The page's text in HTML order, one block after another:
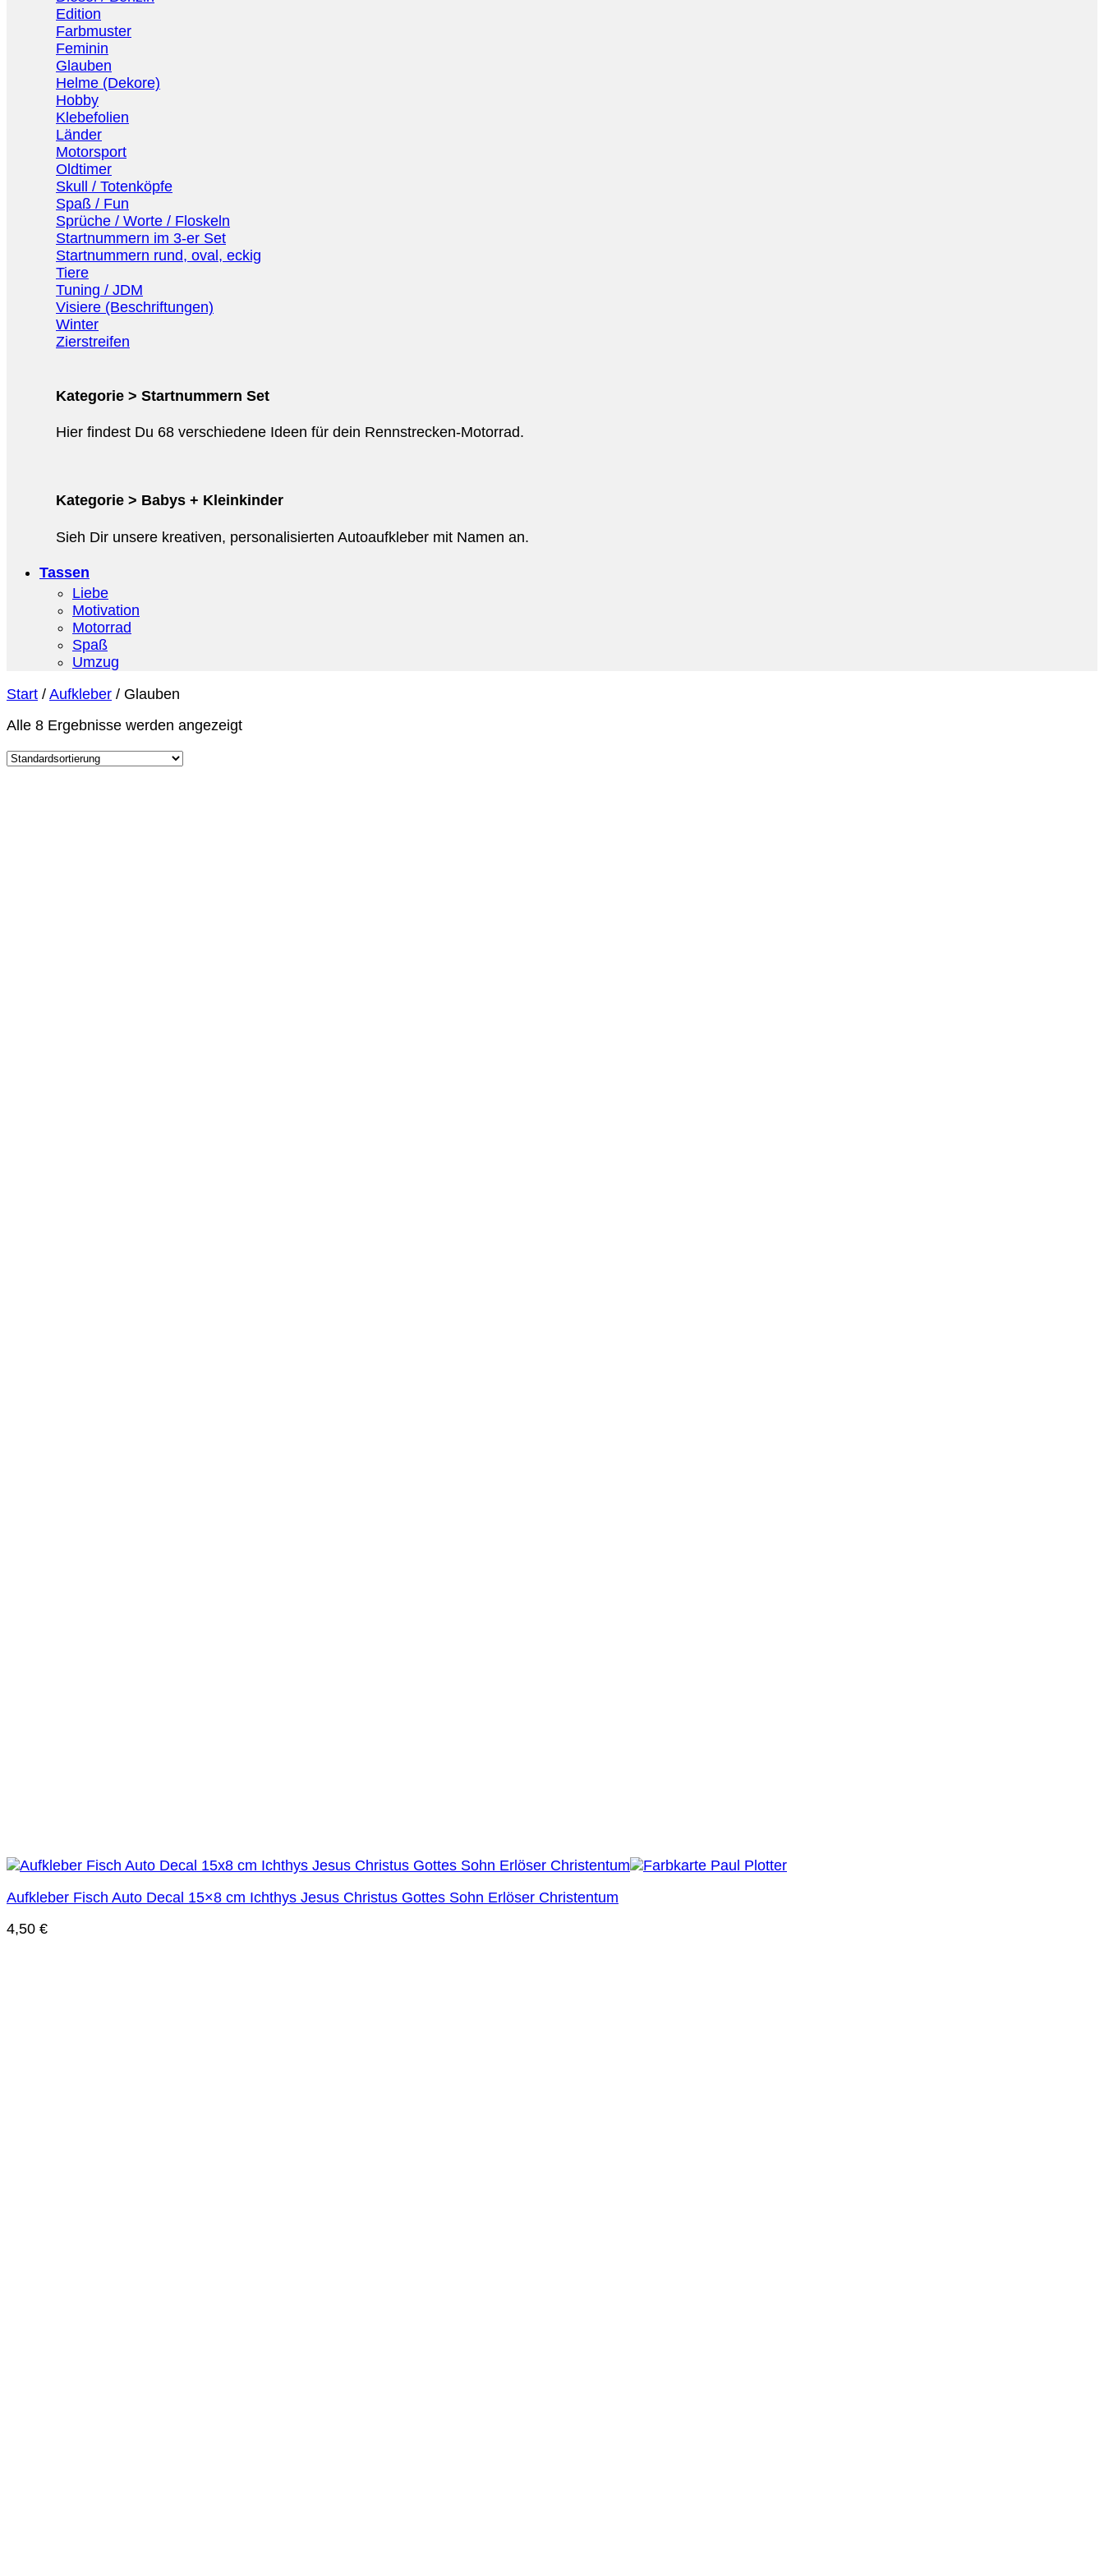
Edition
Farbmuster
Feminin
Glauben
Helme (Dekore)
Hobby
Klebefolien
Länder
Motorsport
Oldtimer
Skull / Totenköpfe
Spaß / Fun
Sprüche / Worte / Floskeln
Startnummern im 3-er Set
Startnummern rund, oval, eckig
Tiere
Tuning / JDM
Visiere (Beschriftungen)
Winter
Zierstreifen
Kategorie > Startnummern Set
Hier findest Du 68 verschiedene Ideen für dein Rennstrecken-Motorrad.
Kategorie > Babys + Kleinkinder
Sieh Dir unsere kreativen, personalisierten Autoaufkleber mit Namen an.
Tassen
Liebe
Motivation
Motorrad
Spaß
Umzug
Start / Aufkleber / Glauben
Alle 8 Ergebnisse werden angezeigt
Aufkleber Fisch Auto Decal 15×8 cm Ichthys Jesus Christus Gottes Sohn Erlöser Christentum
4,50 €